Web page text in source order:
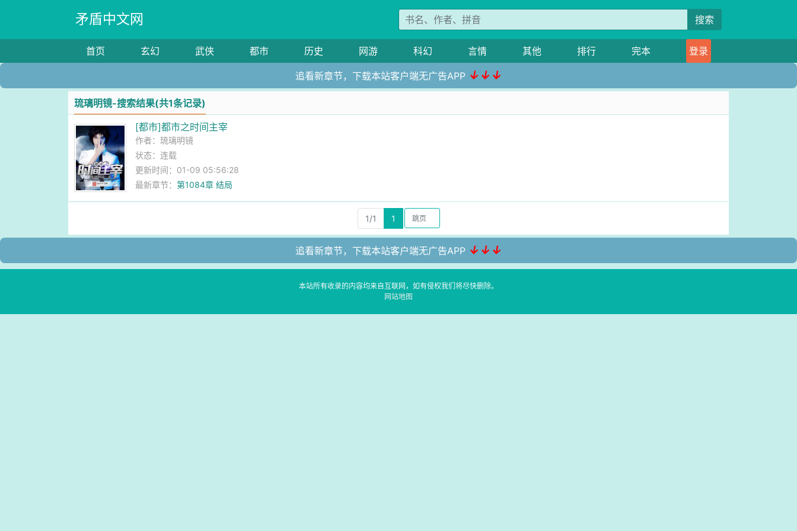
矛盾中文网 搜索
首页 玄幻 武侠 都市 历史 网游 科幻 言情 其他 排行 完本 登录
追看新章节，下载本站客户端无广告APP ↓↓↓
琉璃明镜-搜索结果(共1条记录)
[都市]都市之时间主宰
作者：琉璃明镜
状态：连载
更新时间：01-09 05:56:28
最新章节：第1084章 结局
1/1 1
追看新章节，下载本站客户端无广告APP ↓↓↓
本站所有收录的内容均来自互联网，如有侵权我们将尽快删除。
网站地图